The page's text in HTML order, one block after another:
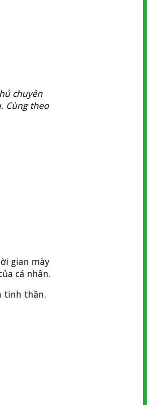
chuyên
Cùng theo
gian mày
cá nhân.
tinh thần.